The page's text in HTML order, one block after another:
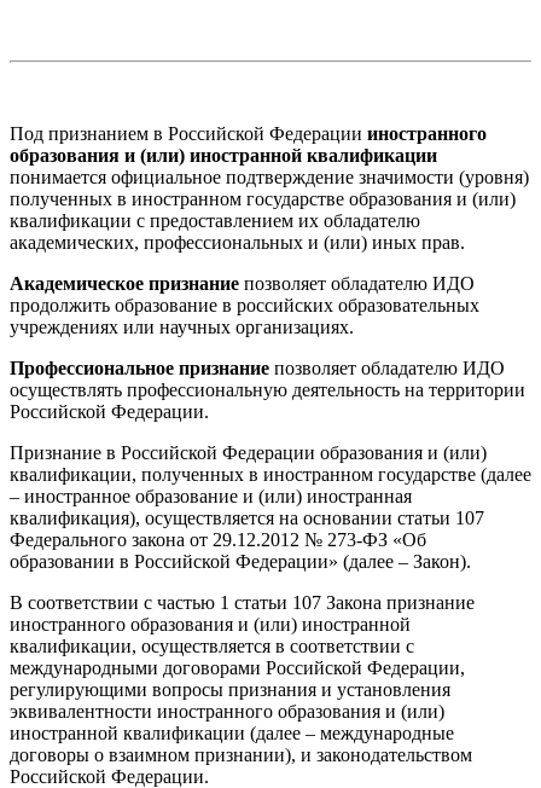
Под признанием в Российской Федерации иностранного
образования и (или) иностранной квалификации
понимается официальное подтверждение значимости (уровня)
полученных в иностранном государстве образования и (или)
квалификации с предоставлением их обладателю
академических, профессиональных и (или) иных прав.
Академическое признание позволяет обладателю ИДО
продолжить образование в российских образовательных
учреждениях или научных организациях.
Профессиональное признание позволяет обладателю ИДО
осуществлять профессиональную деятельность на территории
Российской Федерации.
Признание в Российской Федерации образования и (или)
квалификации, полученных в иностранном государстве (далее
– иностранное образование и (или) иностранная
квалификация), осуществляется на основании статьи 107
Федерального закона от 29.12.2012 № 273-ФЗ «Об
образовании в Российской Федерации» (далее – Закон).
В соответствии с частью 1 статьи 107 Закона признание
иностранного образования и (или) иностранной
квалификации, осуществляется в соответствии с
международными договорами Российской Федерации,
регулирующими вопросы признания и установления
эквивалентности иностранного образования и (или)
иностранной квалификации (далее – международные
договоры о взаимном признании), и законодательством
Российской Федерации.